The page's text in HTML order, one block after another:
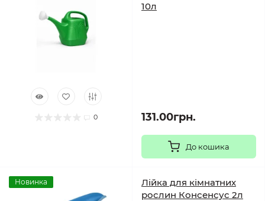
0
10л
131.00грн.
До кошика
Новинка
Лійка для кімнатних
рослин Консенсус 2л